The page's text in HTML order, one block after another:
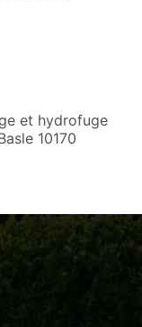
et hydrofuge
10170